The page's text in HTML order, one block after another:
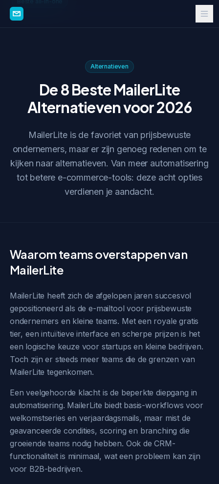
Alternatieven
De 8 Beste MailerLite
Alternatieven voor 2026
MailerLite is de favoriet van prijsbewuste
ondernemers, maar er zijn genoeg redenen om te
kijken naar alternatieven. Van meer automatisering
tot betere e-commerce-tools: deze acht opties
verdienen je aandacht.
Waarom teams overstappen van
MailerLite
MailerLite heeft zich de afgelopen jaren succesvol
gepositioneerd als de e-mailtool voor prijsbewuste
ondernemers en kleine teams. Met een royale gratis
tier, een intuïtieve interface en scherpe prijzen is het
een logische keuze voor startups en kleine bedrijven.
Toch zijn er steeds meer teams die de grenzen van
MailerLite tegenkomen.
Een veelgehoorde klacht is de beperkte diepgang in
automatisering. MailerLite biedt basis-workflows voor
welkomstseries en verjaardagsmails, maar mist de
geavanceerde condities, scoring en branching die
groeiende teams nodig hebben. Ook de CRM-
functionaliteit is minimaal, wat een probleem kan zijn
voor B2B-bedrijven.